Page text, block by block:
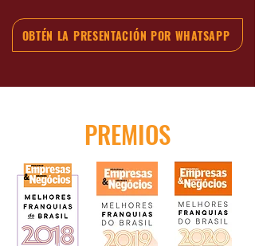
OBTÉN LA PRESENTACIÓN POR WHATSAPP
PREMIOS